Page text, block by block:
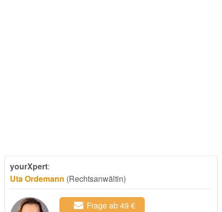
yourXpert:
Uta Ordemann (Rechtsanwältin)
Frage ab 49 €